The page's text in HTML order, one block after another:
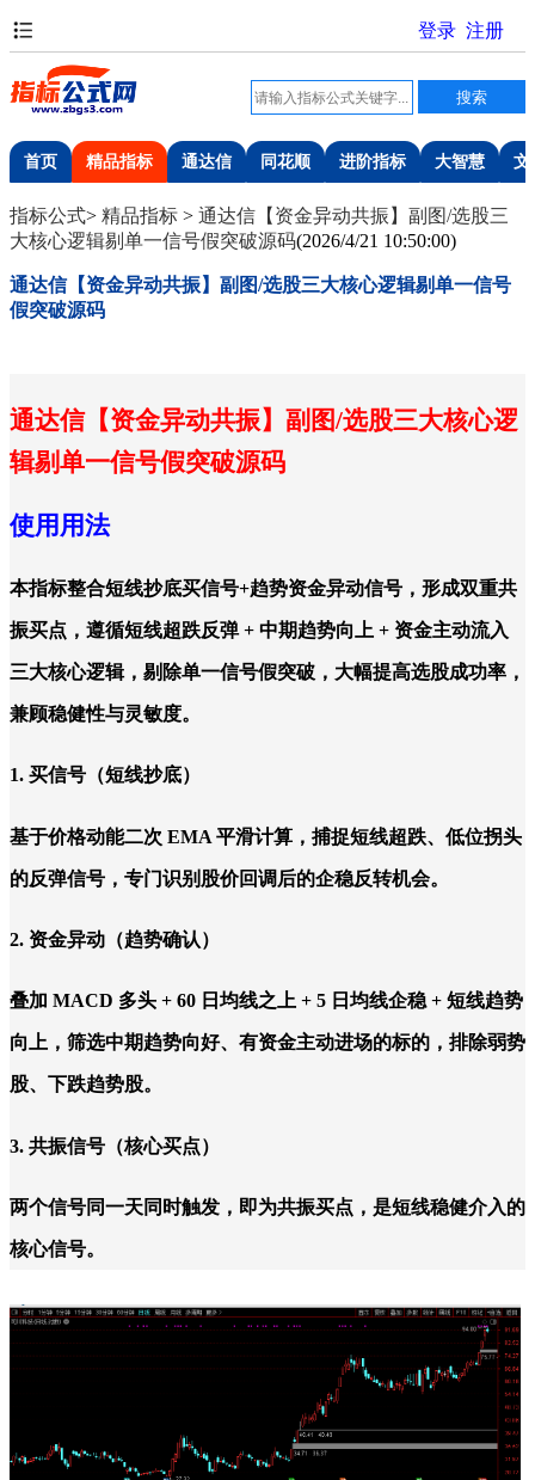
首页 精品指标 通达信 同花顺 进阶指标 大智慧 文
指标公式> 精品指标 > 通达信【资金异动共振】副图/选股三
大核心逻辑剔单一信号假突破源码(2026/4/21 10:50:00)
通达信【资金异动共振】副图/选股三大核心逻辑剔单一信号
假突破源码
通达信【资金异动共振】副图/选股三大核心逻
辑剔单一信号假突破源码
使用用法
本指标整合短线抄底买信号+趋势资金异动信号，形成双重共
振买点，遵循短线超跌反弹 + 中期趋势向上 + 资金主动流入
三大核心逻辑，剔除单一信号假突破，大幅提高选股成功率，
兼顾稳健性与灵敏度。
1. 买信号（短线抄底）
基于价格动能二次 EMA 平滑计算，捕捉短线超跌、低位拐头
的反弹信号，专门识别股价回调后的企稳反转机会。
2. 资金异动（趋势确认）
叠加 MACD 多头 + 60 日均线之上 + 5 日均线企稳 + 短线趋势
向上，筛选中期趋势向好、有资金主动进场的标的，排除弱势
股、下跌趋势股。
3. 共振信号（核心买点）
两个信号同一天同时触发，即为共振买点，是短线稳健介入的
核心信号。